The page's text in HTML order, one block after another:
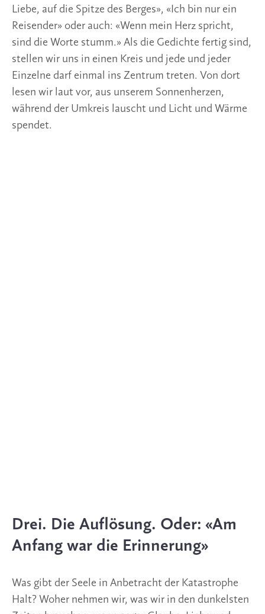
Liebe, auf die Spitze des Berges», «Ich bin nur ein
Reisender» oder auch: «Wenn mein Herz spricht,
sind die Worte stumm.» Als die Gedichte fertig sind,
stellen wir uns in einen Kreis und jede und jeder
Einzelne darf einmal ins Zentrum treten. Von dort
lesen wir laut vor, aus unserem Sonnenherzen,
während der Umkreis lauscht und Licht und Wärme
spendet.
Drei. Die Auflösung. Oder: «Am
Anfang war die Erinnerung»
Was gibt der Seele in Anbetracht der Katastrophe
Halt? Woher nehmen wir, was wir in den dunkelsten